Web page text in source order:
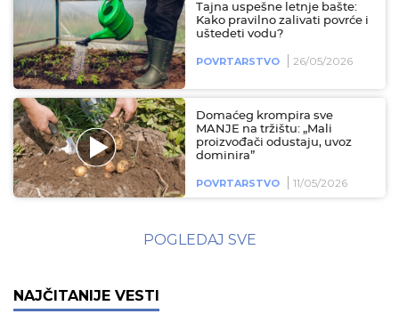
Tajna uspešne letnje bašte:
Kako pravilno zalivati povrće i
uštedeti vodu?
POVRTARSTVO 26/05/2026
Domaćeg krompira sve
MANJE na tržištu: „Mali
proizvođači odustaju, uvoz
dominira”
POVRTARSTVO 11/05/2026
POGLEDAJ SVE
NAJČITANIJE VESTI